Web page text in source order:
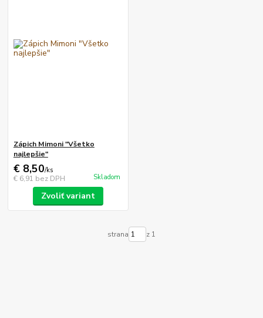
Zápich Mimoni "Všetko
najlepšie"
€ 8,50/ks
€ 6,91 bez DPH Skladom
Zvoliť variant
strana z 1